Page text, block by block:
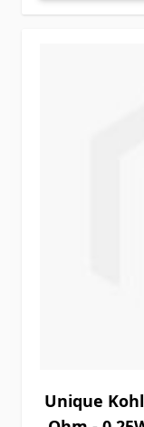
Unique